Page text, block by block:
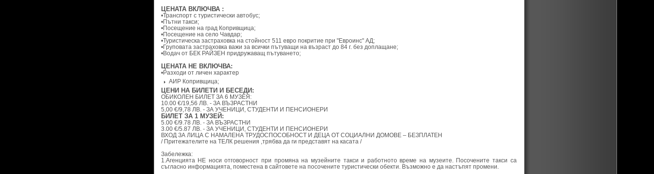
ЦЕНАТА ВКЛЮЧВА :
•Транспорт с туристически автобус;
•Пътни такси;
•Посещение на град Копривщица;
•Посещение на село Чавдар;
•Туристическа застраховка на стойност 511 евро покритие при "Евроинс" АД;
•Груповата застраховка важи за всички пътуващи на възраст до 84 г. без доплащане;
•Водач от БЕК РАЙЗЕН придружаващ пътуването;
ЦЕНАТА НЕ ВКЛЮЧВА:
•Разходи от личен характер
АИР Копривщица;
ЦЕНИ НА БИЛЕТИ И БЕСЕДИ:
ОБИКОЛЕН БИЛЕТ ЗА 6 МУЗЕЯ:
10.00 €/19,56 ЛВ. - ЗА ВЪЗРАСТНИ
5,00 €/9,78 ЛВ. - ЗА УЧЕНИЦИ, СТУДЕНТИ И ПЕНСИОНЕРИ
БИЛЕТ ЗА 1 МУЗЕЙ:
5.00 €/9.78 ЛВ. - ЗА ВЪЗРАСТНИ
3.00 €/5.87 ЛВ. - ЗА УЧЕНИЦИ, СТУДЕНТИ И ПЕНСИОНЕРИ
ВХОД ЗА ЛИЦА С НАМАЛЕНА ТРУДОСПОСОБНОСТ И ДЕЦА ОТ СОЦИАЛНИ ДОМОВЕ – БЕЗПЛАТЕН
/ Притежателите на ТЕЛК решения ,трябва да ги представят на касата /
Забележка:
1.Агенцията НЕ носи отговорност при промяна на музейните такси и работното време на музеите. Посочените такси са
съгласно информацията, поместена в сайтовете на посочените туристически обекти. Възможно е да настъпят промени.